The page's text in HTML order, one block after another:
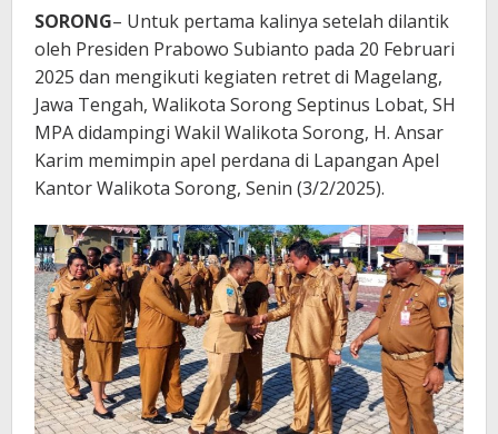
SORONG– Untuk pertama kalinya setelah dilantik
oleh Presiden Prabowo Subianto pada 20 Februari
2025 dan mengikuti kegiaten retret di Magelang,
Jawa Tengah, Walikota Sorong Septinus Lobat, SH
MPA didampingi Wakil Walikota Sorong, H. Ansar
Karim memimpin apel perdana di Lapangan Apel
Kantor Walikota Sorong, Senin (3/2/2025).